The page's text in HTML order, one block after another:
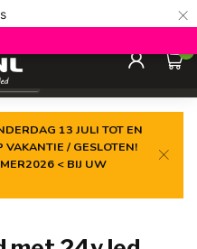
×
0
13 JULI TOT EN
/ GESLOTEN!
< BIJ UW